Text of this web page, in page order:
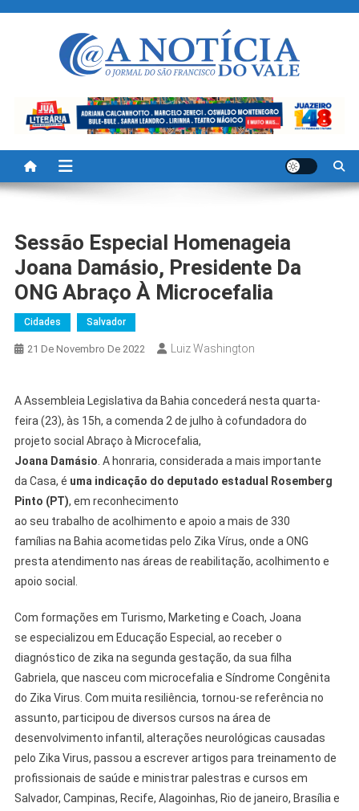
A Noticia Do Vale
Sessão Especial Homenageia
Joana Damásio, Presidente Da
ONG Abraço À Microcefalia
Cidades Salvador
21 De Novembro De 2022 Luiz Washington
A Assembleia Legislativa da Bahia concederá nesta quarta-
feira (23), às 15h, a comenda 2 de julho à cofundadora do
projeto social Abraço à Microcefalia,
Joana Damásio. A honraria, considerada a mais importante
da Casa, é uma indicação do deputado estadual Rosemberg
Pinto (PT), em reconhecimento
ao seu trabalho de acolhimento e apoio a mais de 330
famílias na Bahia acometidas pelo Zika Vírus, onde a ONG
presta atendimento nas áreas de reabilitação, acolhimento e
apoio social.
Com formações em Turismo, Marketing e Coach, Joana
se especializou em Educação Especial, ao receber o
diagnóstico de zika na segunda gestação, da sua filha
Gabriela, que nasceu com microcefalia e Síndrome Congênita
do Zika Virus. Com muita resiliência, tornou-se referência no
assunto, participou de diversos cursos na área de
desenvolvimento infantil, alterações neurológicas causadas
pelo Zika Virus, passou a escrever artigos para treinamento de
profissionais de saúde e ministrar palestras e cursos em
Salvador, Campinas, Recife, Alagoinhas, Rio de janeiro, Brasília e